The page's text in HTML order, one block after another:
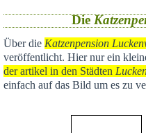
Die
Über die Katzenpension
veröffentlicht. Hier nur ein
der artikel in den Städten
einfach auf das Bild um es zu